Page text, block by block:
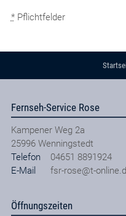
*Pflichtfelder
Fernseh-Service Rose
Kampener Weg 2a
25996 Wenningstedt
Telefon
04651 8891924
E-Mail
fsr-rose@t-
Öffnungszeiten